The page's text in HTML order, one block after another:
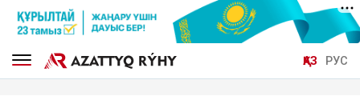
ҚАЗ РУС